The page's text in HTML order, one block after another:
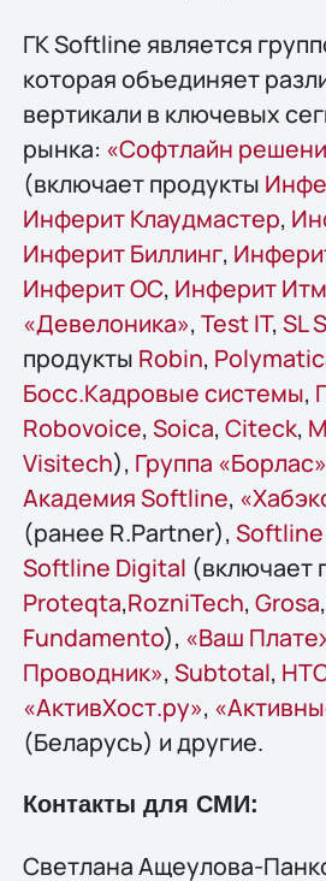
ГК Softline является
которая объединяет
вертикали в ключевых
рынка: «Софтлайн
(включает продукты
Инферит Клаудмастер,
Инферит Биллинг,
Инферит ОС, Инферит
«Девелоника», Test IT, SL
продукты Robin,
Босс.Кадровые системы,
Robovoice, Soica, Citeck,
Visitech), Группа «Борлас»
Академия Softline,
(ранее R.Partner),
Softline Digital (включает
Proteqta,RozniTech, Grosa,
Fundamento), «Ваш
Проводник», Subtotal,
«АктивХост.ру»,
(Беларусь) и другие.
Контакты для СМИ:
Светлана Ащеулова-